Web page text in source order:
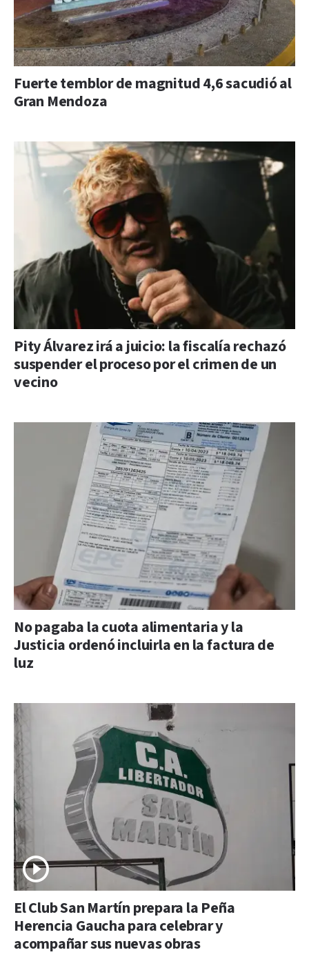
Fuerte temblor de magnitud 4,6 sacudió al
Gran Mendoza
Pity Álvarez irá a juicio: la fiscalía rechazó
suspender el proceso por el crimen de un
vecino
No pagaba la cuota alimentaria y la
Justicia ordenó incluirla en la factura de
luz
El Club San Martín prepara la Peña
Herencia Gaucha para celebrar y
acompañar sus nuevas obras